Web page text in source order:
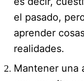
el pasado,
aprender
realidades.
Mantener una